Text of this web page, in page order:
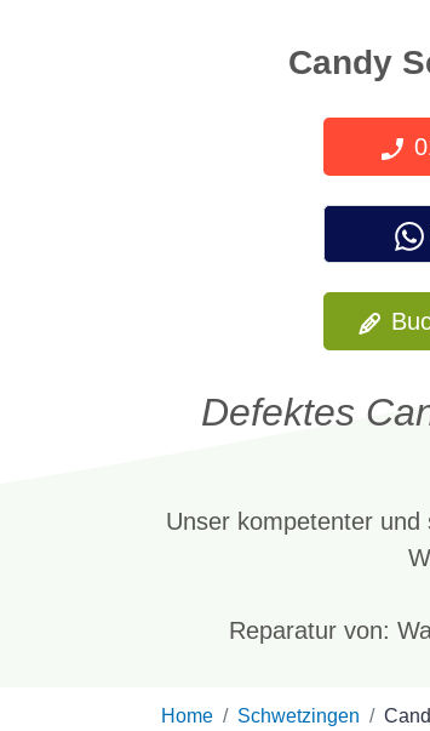
Candy
Defektes
Unser kompetenter
Reparatur von:
Home Schwetzingen